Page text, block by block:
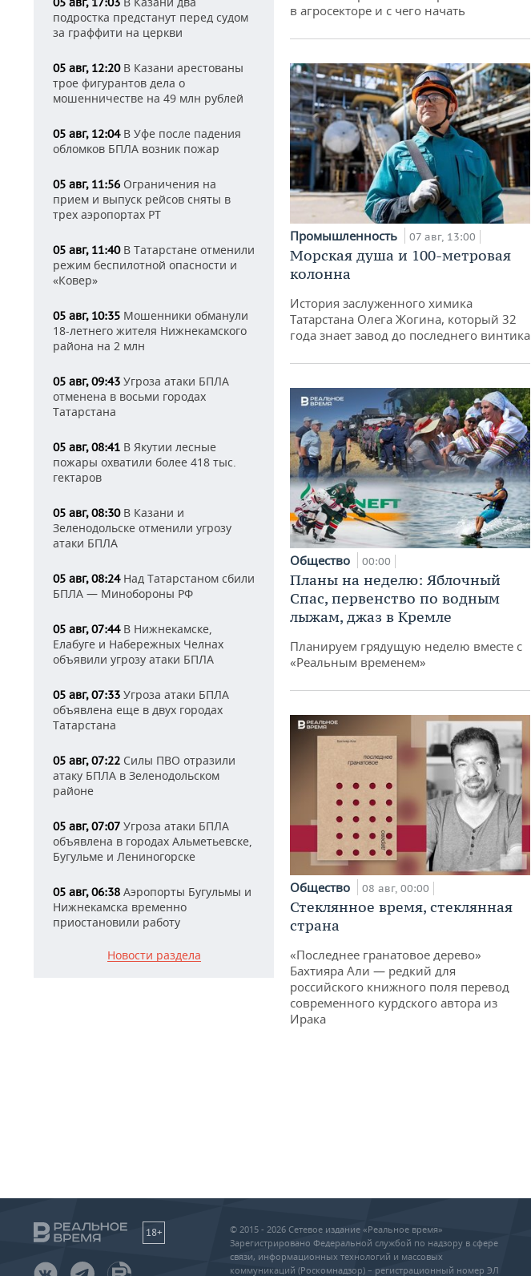
подростка предстанут перед судом
за граффити на церкви
05 авг, 12:20В Казани арестованы
трое фигурантов дела о
мошенничестве на 49 млн рублей
05 авг, 12:04В Уфе после падения
обломков БПЛА возник пожар
05 авг, 11:56 Ограничения на
прием и выпуск рейсов сняты в
трех аэропортах РТ
05 авг, 11:40В Татарстане отменили
режим беспилотной опасности и
«Ковер»
05 авг, 10:35 Мошенники обманули
18-летнего жителя Нижнекамского
района на 2 млн
05 авг, 09:43 Угроза атаки БПЛА
отменена в восьми городах
Татарстана
05 авг, 08:41 В Якутии лесные
пожары охватили более 418 тыс.
гектаров
05 авг, 08:30В Казани и
Зеленодольске отменили угрозу
атаки БПЛА
05 авг, 08:24Над Татарстаном сбили
БПЛА — Минобороны РФ
05 авг, 07:44В Нижнекамске,
Елабуге и Набережных Челнах
объявили угрозу атаки БПЛА
05 авг, 07:33 Угроза атаки БПЛА
объявлена еще в двух городах
Татарстана
05 авг, 07:22 Силы ПВО отразили
атаку БПЛА в Зеленодольском
районе
05 авг, 07:07 Угроза атаки БПЛА
объявлена в городах Альметьевске,
Бугульме и Лениногорске
05 авг, 06:38 Аэропорты Бугульмы и
Нижнекамска временно
приостановили работу
Новости раздела
в агросекторе и с чего начать
Промышленность 07 авг, 13:00
Морская душа и 100-метровая
колонна
История заслуженного химика
Татарстана Олега Жогина, который 32
года знает завод до последнего винтика
Общество 00:00
Планы на неделю: Яблочный
Спас, первенство по водным
лыжам, джаз в Кремле
Планируем грядущую неделю вместе с
«Реальным временем»
Общество 08 авг, 00:00
Стеклянное время, стеклянная
страна
«Последнее гранатовое дерево»
Бахтияра Али — редкий для
российского книжного поля перевод
современного курдского автора из
Ирака
18+
© 2015 - 2026 Сетевое издание «Реальное время»
Зарегистрировано Федеральной службой по надзору в сфере
связи, информационных технологий и массовых
коммуникаций (Роскомнадзор) – регистрационный номер ЭЛ